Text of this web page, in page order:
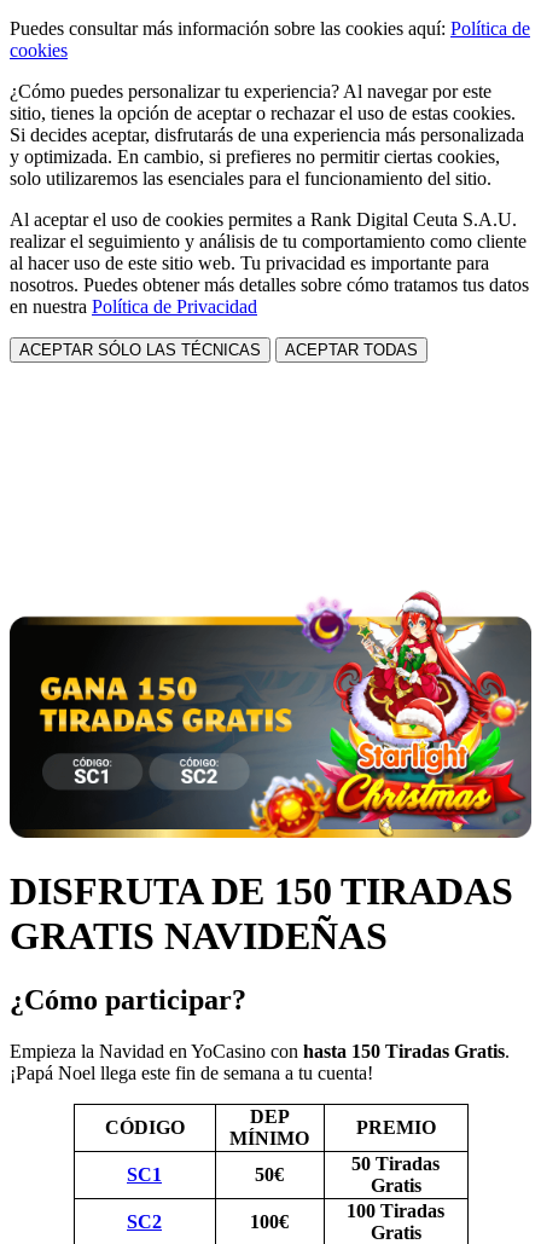
Puedes consultar más información sobre las cookies aquí: Política de
cookies
¿Cómo puedes personalizar tu experiencia? Al navegar por este
sitio, tienes la opción de aceptar o rechazar el uso de estas cookies.
Si decides aceptar, disfrutarás de una experiencia más personalizada
y optimizada. En cambio, si prefieres no permitir ciertas cookies,
solo utilizaremos las esenciales para el funcionamiento del sitio.
Al aceptar el uso de cookies permites a Rank Digital Ceuta S.A.U.
realizar el seguimiento y análisis de tu comportamiento como cliente
al hacer uso de este sitio web. Tu privacidad es importante para
nosotros. Puedes obtener más detalles sobre cómo tratamos tus datos
en nuestra Política de Privacidad
ACEPTAR SÓLO LAS TÉCNICAS ACEPTAR TODAS
DISFRUTA DE 150 TIRADAS
GRATIS NAVIDEÑAS
¿Cómo participar?
Empieza la Navidad en YoCasino con hasta 150 Tiradas Gratis.
¡Papá Noel llega este fin de semana a tu cuenta!
CÓDIGO
DEP
MÍNIMO
PREMIO
SC1 50€
50 Tiradas
Gratis
SC2
100€
100 Tiradas
Gratis